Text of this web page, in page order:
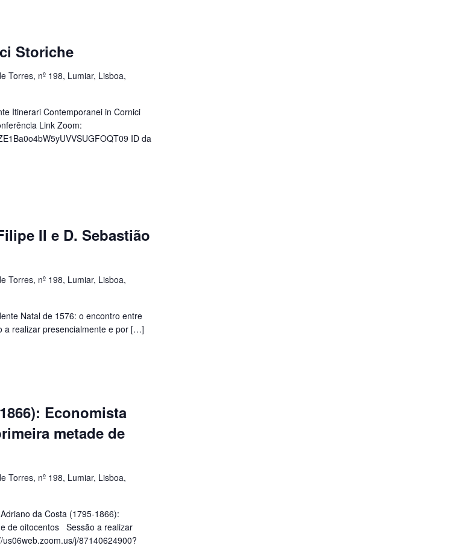
Storiche
Torres, nº 198, Lumiar, Lisboa,
Itinerari Contemporanei in Cornici
Link Zoom:
ID da
II e D. Sebastião
Torres, nº 198, Lumiar, Lisboa,
Natal de 1576: o encontro entre
a realizar presencialmente e por […]
Economista
metade de
Torres, nº 198, Lumiar, Lisboa,
da Costa (1795-1866):
de oitocentos Sessão a realizar
j/87140624900?